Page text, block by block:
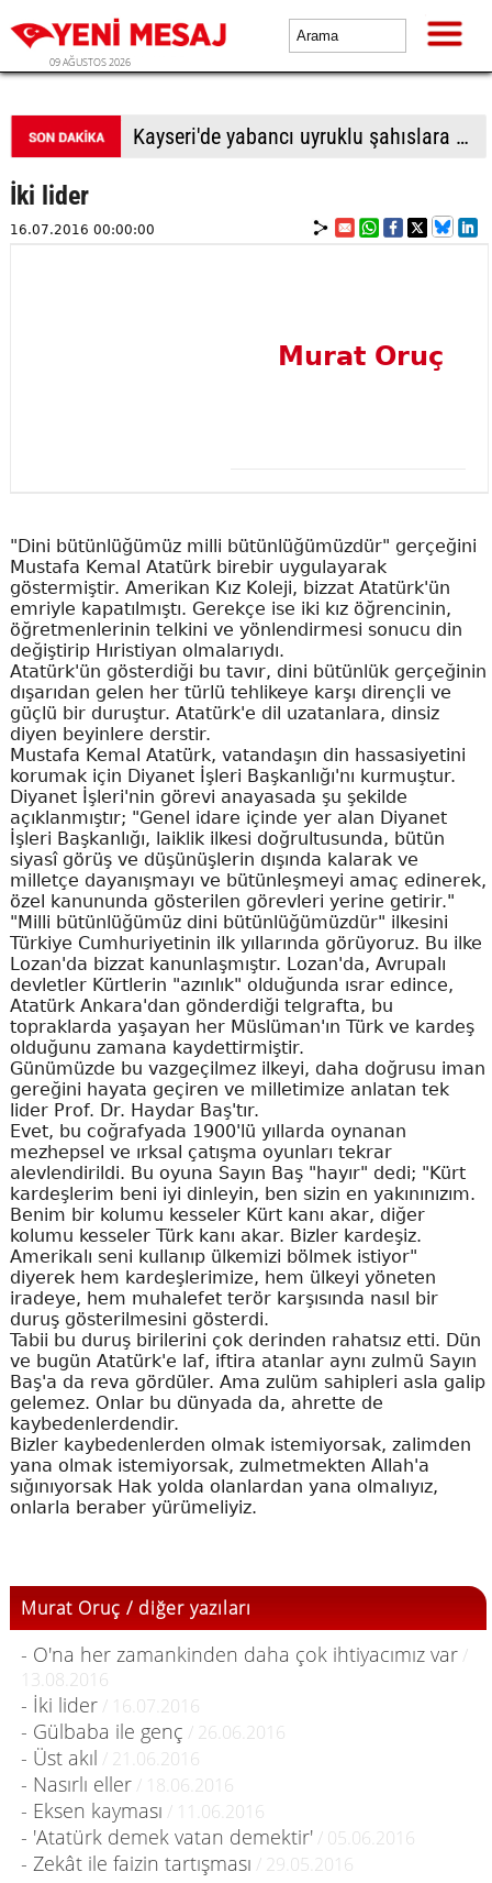
09 AĞUSTOS 2026
Kayseri'de yabancı uyruklu şahıslara biber gazı sıkıp bıçakladılar: 1 ölü, 1 yaralı
İki lider
16.07.2016 00:00:00
Murat Oruç
"Dini bütünlüğümüz milli bütünlüğümüzdür" gerçeğini
Mustafa Kemal Atatürk birebir uygulayarak
göstermiştir. Amerikan Kız Koleji, bizzat Atatürk'ün
emriyle kapatılmıştı. Gerekçe ise iki kız öğrencinin,
öğretmenlerinin telkini ve yönlendirmesi sonucu din
değiştirip Hıristiyan olmalarıydı.
Atatürk'ün gösterdiği bu tavır, dini bütünlük gerçeğinin
dışarıdan gelen her türlü tehlikeye karşı dirençli ve
güçlü bir duruştur. Atatürk'e dil uzatanlara, dinsiz
diyen beyinlere derstir.
Mustafa Kemal Atatürk, vatandaşın din hassasiyetini
korumak için Diyanet İşleri Başkanlığı'nı kurmuştur.
Diyanet İşleri'nin görevi anayasada şu şekilde
açıklanmıştır; "Genel idare içinde yer alan Diyanet
İşleri Başkanlığı, laiklik ilkesi doğrultusunda, bütün
siyasî görüş ve düşünüşlerin dışında kalarak ve
milletçe dayanışmayı ve bütünleşmeyi amaç edinerek,
özel kanununda gösterilen görevleri yerine getirir."
"Milli bütünlüğümüz dini bütünlüğümüzdür" ilkesini
Türkiye Cumhuriyetinin ilk yıllarında görüyoruz. Bu ilke
Lozan'da bizzat kanunlaşmıştır. Lozan'da, Avrupalı
devletler Kürtlerin "azınlık" olduğunda ısrar edince,
Atatürk Ankara'dan gönderdiği telgrafta, bu
topraklarda yaşayan her Müslüman'ın Türk ve kardeş
olduğunu zamana kaydettirmiştir.
Günümüzde bu vazgeçilmez ilkeyi, daha doğrusu iman
gereğini hayata geçiren ve milletimize anlatan tek
lider Prof. Dr. Haydar Baş'tır.
Evet, bu coğrafyada 1900'lü yıllarda oynanan
mezhepsel ve ırksal çatışma oyunları tekrar
alevlendirildi. Bu oyuna Sayın Baş "hayır" dedi; "Kürt
kardeşlerim beni iyi dinleyin, ben sizin en yakınınızım.
Benim bir kolumu kesseler Kürt kanı akar, diğer
kolumu kesseler Türk kanı akar. Bizler kardeşiz.
Amerikalı seni kullanıp ülkemizi bölmek istiyor"
diyerek hem kardeşlerimize, hem ülkeyi yöneten
iradeye, hem muhalefet terör karşısında nasıl bir
duruş gösterilmesini gösterdi.
Tabii bu duruş birilerini çok derinden rahatsız etti. Dün
ve bugün Atatürk'e laf, iftira atanlar aynı zulmü Sayın
Baş'a da reva gördüler. Ama zulüm sahipleri asla galip
gelemez. Onlar bu dünyada da, ahrette de
kaybedenlerdendir.
Bizler kaybedenlerden olmak istemiyorsak, zalimden
yana olmak istemiyorsak, zulmetmekten Allah'a
sığınıyorsak Hak yolda olanlardan yana olmalıyız,
onlarla beraber yürümeliyiz.
Murat Oruç / diğer yazıları
- O'na her zamankinden daha çok ihtiyacımız var/
13.08.2016
- İki lider/ 16.07.2016
- Gülbaba ile genç / 26.06.2016
- Üst akıl / 21.06.2016
- Nasırlı eller/ 18.06.2016
- Eksen kayması / 11.06.2016
- 'Atatürk demek vatan demektir'/ 05.06.2016
- Zekât ile faizin tartışması / 29.05.2016